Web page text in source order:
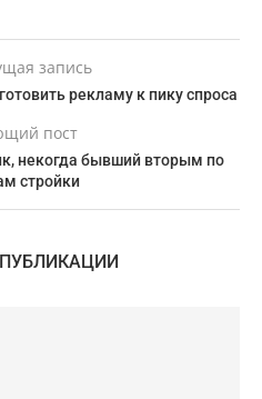
запись
рекламу к пику спроса
пост
некогда бывший вторым по
стройки